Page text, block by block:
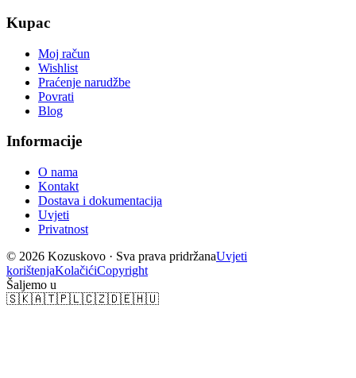
Kupac
Moj račun
Wishlist
Praćenje narudžbe
Povrati
Blog
Informacije
O nama
Kontakt
Dostava i dokumentacija
Uvjeti
Privatnost
© 2026 Kozuskovo · Sva prava pridržanaUvjeti
korištenjaKolačićiCopyright
Šaljemo u
🇸🇰🇦🇹🇵🇱🇨🇿🇩🇪🇭🇺